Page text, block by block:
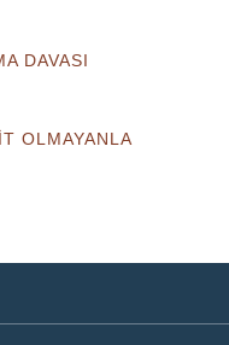
DAVASI
OLMAYANLA